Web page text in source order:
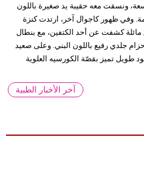
ونسقت معه حقيبة يد صغيرة باللون
وفي ظهور كاجوال آخر، ارتدت كنزة
مائلة كشفت عن أحد الكتفين، مع بنطال
جلدي رفيع باللون البني. وعلى صعيد
طويل تميز بقصّة الكورسيه العلوية
آخر الأخبار الطبية